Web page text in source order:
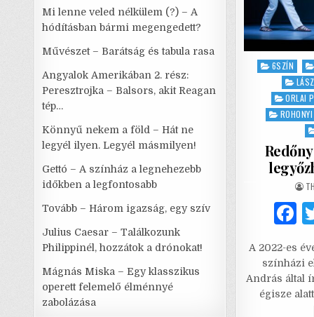
Posted
6SZÍN
ORLAI
c
e
b
A 2022-es
színházi
András által
égisze
Mi lenne veled nélkülem (?) – A
hódításban bármi megengedett?
Művészet – Barátság és tabula rasa
Angyalok Amerikában 2. rész:
Peresztrojka – Balsors, akit Reagan
tép…
Könnyű nekem a föld – Hát ne
legyél ilyen. Legyél másmilyen!
Gettó – A színház a legnehezebb
időkben a legfontosabb
Tovább – Három igazság, egy szív
Julius Caesar – Találkozunk
Philippinél, hozzátok a drónokat!
Mágnás Miska – Egy klasszikus
operett felemelő élménnyé
zabolázása